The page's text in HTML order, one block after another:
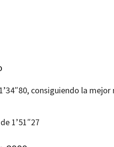
consiguiendo la
1’51″27